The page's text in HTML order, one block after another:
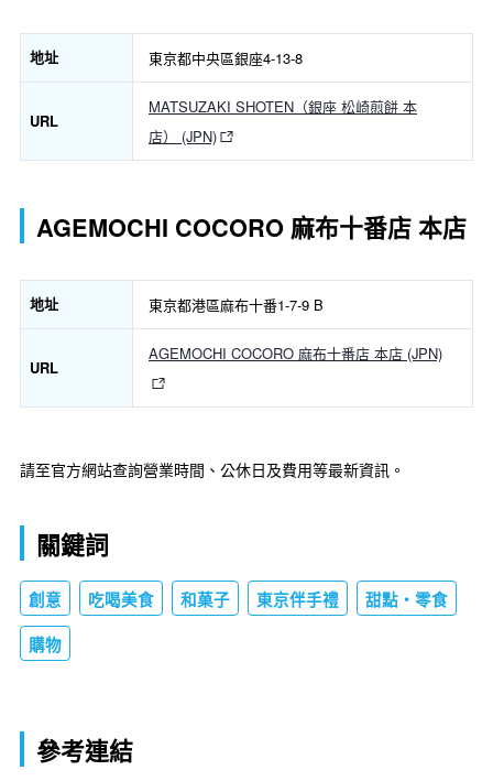
地址 東京都中央區銀座4-13-8
URL
MATSUZAKI SHOTEN（銀座 松崎煎餅 本
店） (JPN)
AGEMOCHI COCORO 麻布十番店 本店
地址 東京都港區麻布十番1-7-9 B
URL
AGEMOCHI COCORO 麻布十番店 本店 (JPN)
請至官方網站查詢營業時間、公休日及費用等最新資訊。
關鍵詞
創意 吃喝美食 和菓子 東京伴手禮 甜點・零食
購物
參考連結